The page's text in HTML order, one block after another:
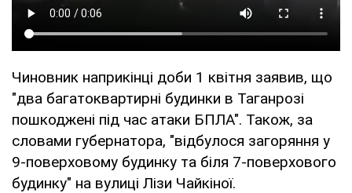
Чиновник наприкінці доби 1 квітня заявив, що
"два багатоквартирні будинки в Таганрозі
пошкоджені під час атаки БПЛА". Також, за
словами губернатора, "відбулося загоряння у
9-поверховому будинку та біля 7-поверхового
будинку" на вулиці Лізи Чайкіної.